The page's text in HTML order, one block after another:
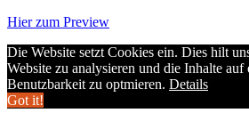
Hier zum Preview
Die Website setzt Cookies ein. Dies hilt
Website zu analysieren und die Inhalte auf
Benutzbarkeit zu optmieren. Details
Got it!